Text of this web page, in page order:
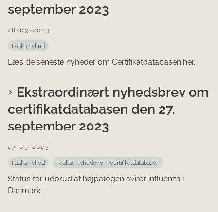
september 2023
28-09-2023
Faglig nyhed
Læs de seneste nyheder om Certifikatdatabasen her.
Ekstraordinært nyhedsbrev om
certifikatdatabasen den 27.
september 2023
27-09-2023
Faglig nyhed Faglige nyheder om certifikatdatabasen
Status for udbrud af højpatogen aviær influenza i
Danmark.